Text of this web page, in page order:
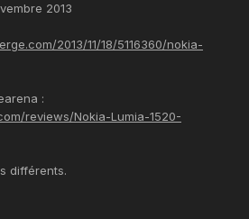
2013
2013/11/18/5116360/nokia-
:
reviews/Nokia-Lumia-1520-
différents.